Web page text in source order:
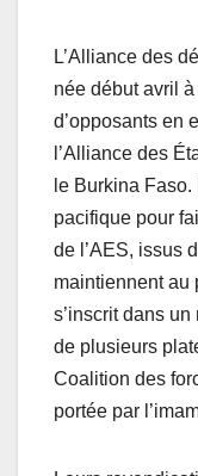
L’Alliance des
née début avril
d’opposants en
l’Alliance des
le Burkina
pacifique pour
de l’AES, issus
maintiennent au
s’inscrit dans
de plusieurs
Coalition des
portée par